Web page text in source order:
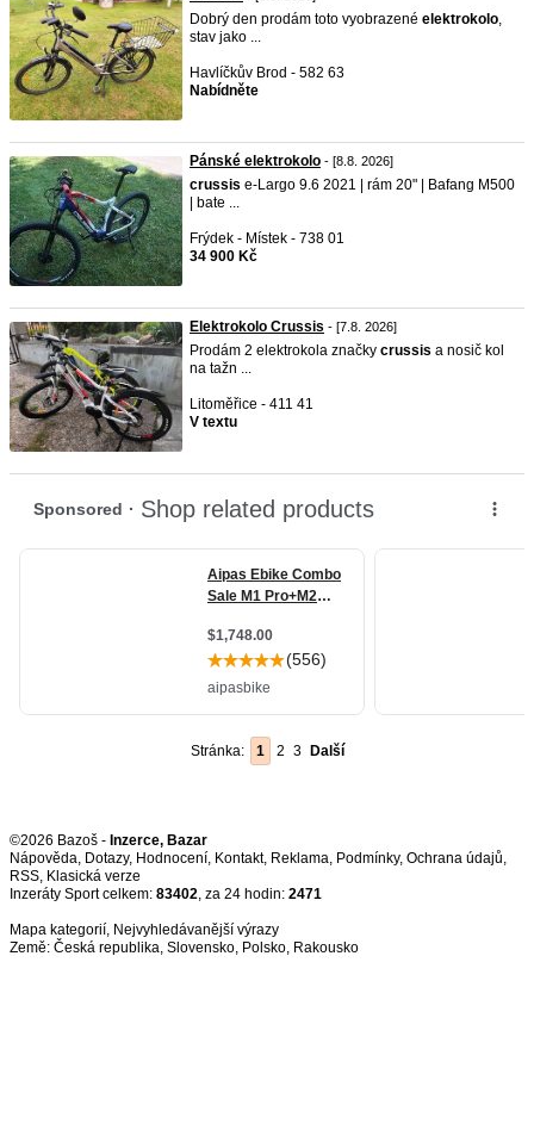
Dobrý den prodám toto vyobrazené elektrokolo,
stav jako ...
Havlíčkův Brod - 582 63
Nabídněte
Pánské elektrokolo - [8.8. 2026]
crussis e-Largo 9.6 2021 | rám 20" | Bafang M500
| bate ...
Frýdek - Místek - 738 01
34 900 Kč
Elektrokolo Crussis - [7.8. 2026]
Prodám 2 elektrokola značky crussis a nosič kol
na tažn ...
Litoměřice - 411 41
V textu
Stránka: 1 2 3 Další
©2026 Bazoš - Inzerce, Bazar
Nápověda, Dotazy, Hodnocení, Kontakt, Reklama, Podmínky, Ochrana údajů,
RSS,
Inzeráty Sport celkem: 83402, za 24 hodin: 2471
Mapa kategorií, Nejvyhledávanější výrazy
Země: Česká republika, Slovensko, Polsko, Rakousko